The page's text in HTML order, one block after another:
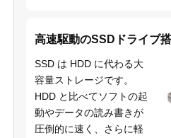
高速駆動のSSDドライブ
SSD は HDD に代わる大
容量ストレージです。
HDD と比べてソフトの起
動やデータの読み書きが
圧倒的に速く、さらに軽